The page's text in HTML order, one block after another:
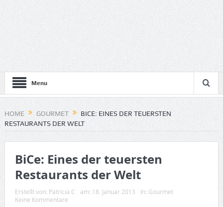
Menu
HOME GOURMET
BICE: EINES DER TEUERSTEN
RESTAURANTS DER WELT
BiCe: Eines der teuersten
Restaurants der Welt
Erstellt von: Patricia C am: 18. Januar 2013 In: Gourmet
Keine Kommentare